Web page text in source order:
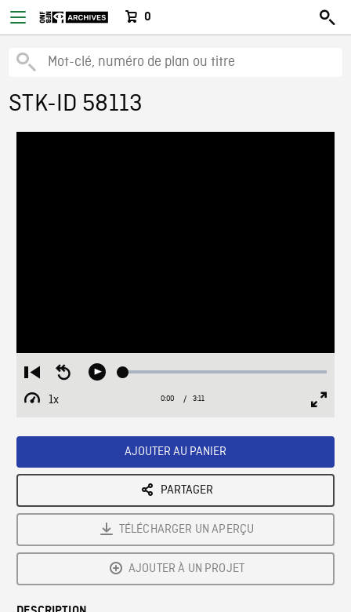
0
STK-ID 58113
Restart
from
beginning
Seek
Play Loaded:
1x
Playback
Current
0:00 / Duration
3:11
AJOUTER AU PANIER
PARTAGER
TÉLÉCHARGER UN APERÇU
AJOUTER À UN PROJET